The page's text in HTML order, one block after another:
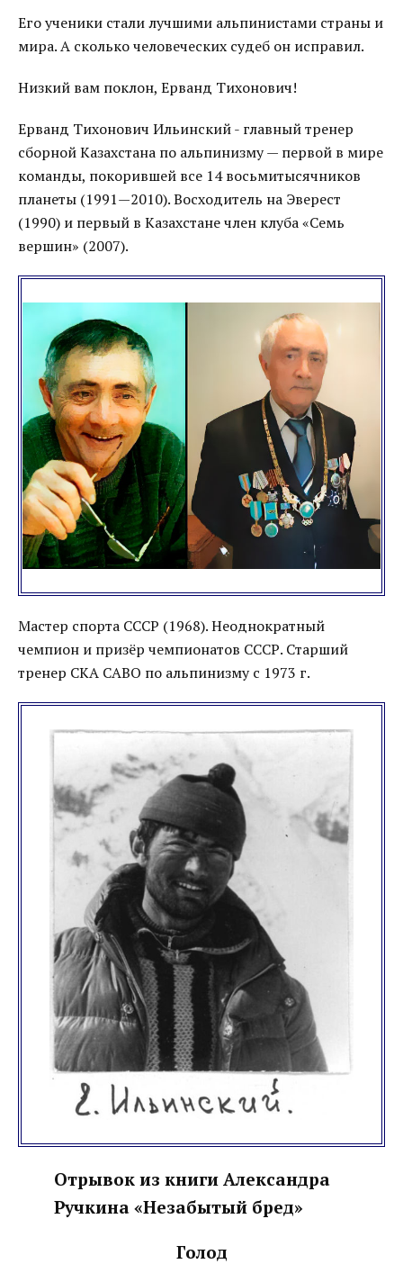
Его ученики стали лучшими альпинистами страны и
мира. А сколько человеческих судеб он исправил.
Низкий вам поклон, Ерванд Тихонович!
Ерванд Тихонович Ильинский - главный тренер
сборной Казахстана по альпинизму — первой в мире
команды, покорившей все 14 восьмитысячников
планеты (1991—2010). Восходитель на Эверест
(1990) и первый в Казахстане член клуба «Семь
вершин» (2007).
Мастер спорта СССР (1968). Неоднократный
чемпион и призёр чемпионатов СССР. Старший
тренер СКА САВО по альпинизму с 1973 г.
Отрывок из книги Александра
Ручкина «Незабытый бред»
Голод